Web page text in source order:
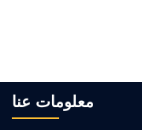
معلومات عنا